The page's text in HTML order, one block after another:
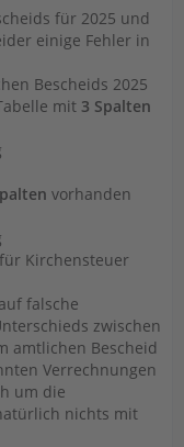
für 2025 und
einige Fehler in
Bescheids 2025
mit 3 Spalten
vorhanden
Kirchensteuer
falsche
zwischen
amtlichen Bescheid
Verrechnungen
um die
nichts mit